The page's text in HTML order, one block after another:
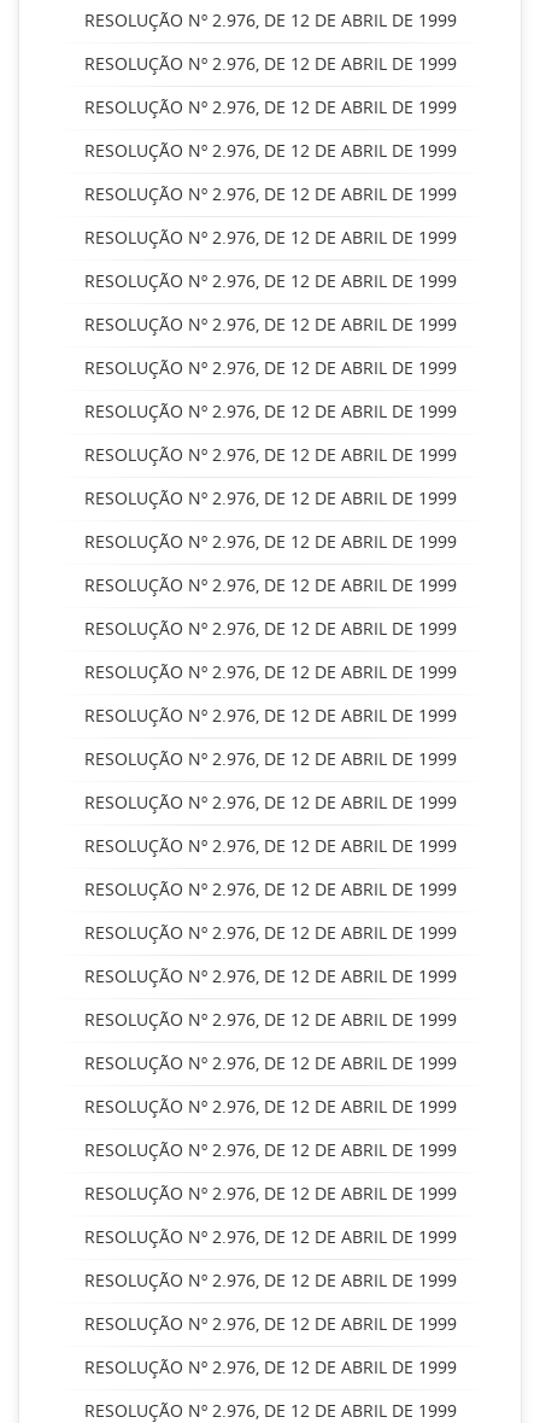
RESOLUÇÃO Nº 2.976, DE 12 DE ABRIL DE 1999
RESOLUÇÃO Nº 2.976, DE 12 DE ABRIL DE 1999
RESOLUÇÃO Nº 2.976, DE 12 DE ABRIL DE 1999
RESOLUÇÃO Nº 2.976, DE 12 DE ABRIL DE 1999
RESOLUÇÃO Nº 2.976, DE 12 DE ABRIL DE 1999
RESOLUÇÃO Nº 2.976, DE 12 DE ABRIL DE 1999
RESOLUÇÃO Nº 2.976, DE 12 DE ABRIL DE 1999
RESOLUÇÃO Nº 2.976, DE 12 DE ABRIL DE 1999
RESOLUÇÃO Nº 2.976, DE 12 DE ABRIL DE 1999
RESOLUÇÃO Nº 2.976, DE 12 DE ABRIL DE 1999
RESOLUÇÃO Nº 2.976, DE 12 DE ABRIL DE 1999
RESOLUÇÃO Nº 2.976, DE 12 DE ABRIL DE 1999
RESOLUÇÃO Nº 2.976, DE 12 DE ABRIL DE 1999
RESOLUÇÃO Nº 2.976, DE 12 DE ABRIL DE 1999
RESOLUÇÃO Nº 2.976, DE 12 DE ABRIL DE 1999
RESOLUÇÃO Nº 2.976, DE 12 DE ABRIL DE 1999
RESOLUÇÃO Nº 2.976, DE 12 DE ABRIL DE 1999
RESOLUÇÃO Nº 2.976, DE 12 DE ABRIL DE 1999
RESOLUÇÃO Nº 2.976, DE 12 DE ABRIL DE 1999
RESOLUÇÃO Nº 2.976, DE 12 DE ABRIL DE 1999
RESOLUÇÃO Nº 2.976, DE 12 DE ABRIL DE 1999
RESOLUÇÃO Nº 2.976, DE 12 DE ABRIL DE 1999
RESOLUÇÃO Nº 2.976, DE 12 DE ABRIL DE 1999
RESOLUÇÃO Nº 2.976, DE 12 DE ABRIL DE 1999
RESOLUÇÃO Nº 2.976, DE 12 DE ABRIL DE 1999
RESOLUÇÃO Nº 2.976, DE 12 DE ABRIL DE 1999
RESOLUÇÃO Nº 2.976, DE 12 DE ABRIL DE 1999
RESOLUÇÃO Nº 2.976, DE 12 DE ABRIL DE 1999
RESOLUÇÃO Nº 2.976, DE 12 DE ABRIL DE 1999
RESOLUÇÃO Nº 2.976, DE 12 DE ABRIL DE 1999
RESOLUÇÃO Nº 2.976, DE 12 DE ABRIL DE 1999
RESOLUÇÃO Nº 2.976, DE 12 DE ABRIL DE 1999
RESOLUÇÃO Nº 2.976, DE 12 DE ABRIL DE 1999